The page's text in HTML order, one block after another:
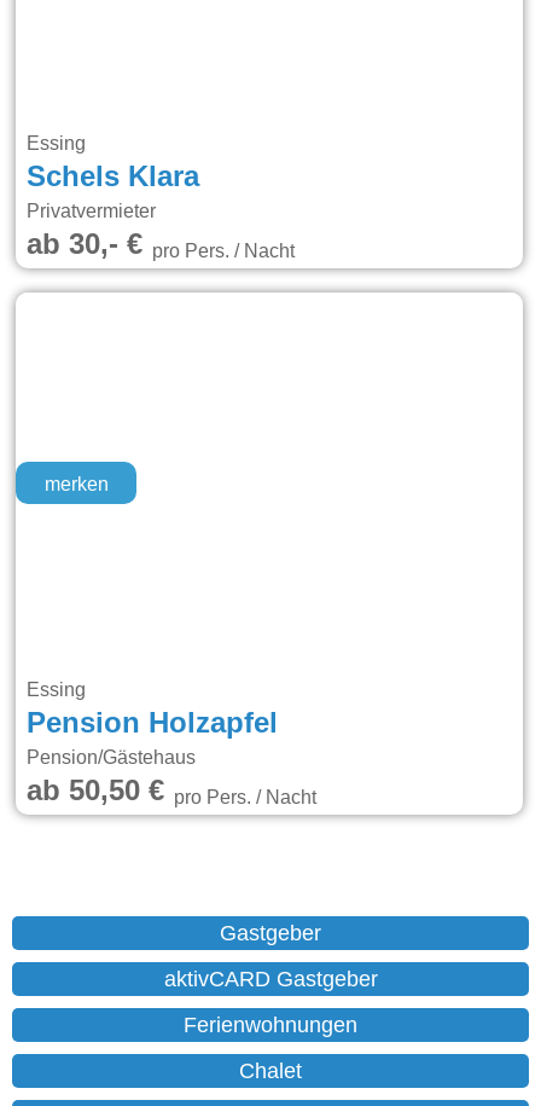
Essing
Schels Klara
Privatvermieter
ab 30,- €pro Pers. / Nacht
merken
Essing
Pension Holzapfel
Pension/Gästehaus
ab 50,50 €pro Pers. / Nacht
Gastgeber
aktivCARD Gastgeber
Ferienwohnungen
Chalet